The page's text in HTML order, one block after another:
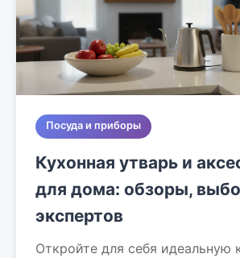
Посуда и приборы
Кухонная утварь и
для дома: обзоры,
экспертов
Откройте для себя идеальную